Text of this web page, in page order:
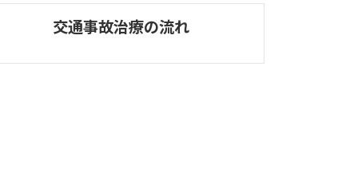
交通事故治療の流れ